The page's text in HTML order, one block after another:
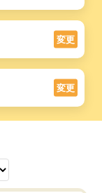
変更
変更